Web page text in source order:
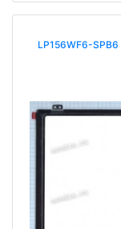
LP156WF6-